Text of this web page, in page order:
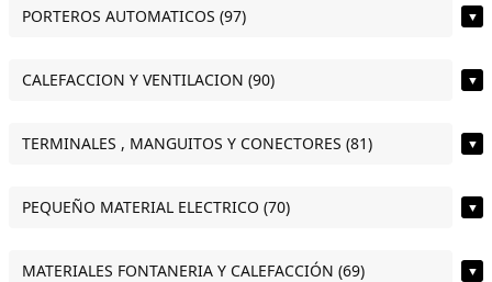
PORTEROS AUTOMATICOS (97) ▼
CALEFACCION Y VENTILACION (90) ▼
TERMINALES , MANGUITOS Y CONECTORES (81) ▼
PEQUEÑO MATERIAL ELECTRICO (70) ▼
MATERIALES FONTANERIA Y CALEFACCIÓN (69) ▼